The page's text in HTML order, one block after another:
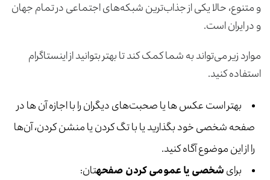
و متنوع، حالا یکی از جذاب‌ترین شبکه‌های اجتماعی در تمام جهان
و در ایران است.
موارد زیر می‌تواند به شما کمک کند تا بهتر بتوانید از اینستاگرام
استفاده کنید.
بهتر است عکس ها یا صحبت‌های دیگران را با اجازه آن ها در
صفحه شخصی خود بگذارید یا با تگ کردن یا منشن کردن، آن‌ها
را از این موضوع آگاه کنید.
برایشخصی یا عمومی کردن صفحه­تان: